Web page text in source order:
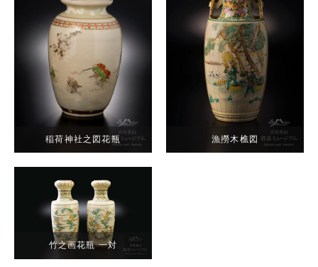
稲荷神社之図花瓶 漁撈木樵図
竹之画花瓶 一対